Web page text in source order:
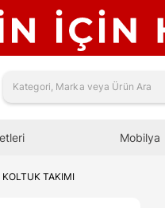
Mobilya
KOLTUK TAKIMI